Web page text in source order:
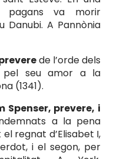
pagans va morir
A Pannònia
de l’orde dels
pel seu amor a la
(1341).
Spenser, prevere, i
a la pena
regnat d’Elisabet I,
i el segon, per